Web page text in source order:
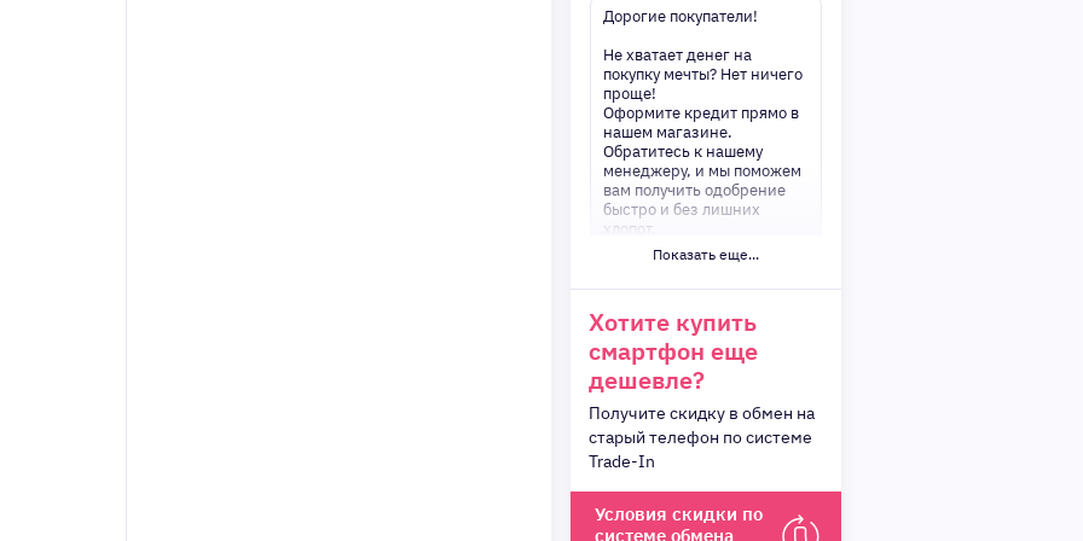
Дорогие покупатели!
Не хватает денег на
покупку мечты? Нет ничего
проще!
Оформите кредит прямо в
нашем магазине.
Обратитесь к нашему
менеджеру, и мы поможем
вам получить одобрение
быстро и без лишних
хлопот.
-Мгновенное решение по
-Минимум документов —
только паспорт
-Удобные сроки и низкие
процентные ставки
Не откладывайте свои
желания на потом!
Получите то, что нужно,
✨
Показать еще...
Хотите купить
смартфон еще
дешевле?
Получите скидку в обмен на
старый телефон по системе
Trade-In
Условия скидки по
системе обмена